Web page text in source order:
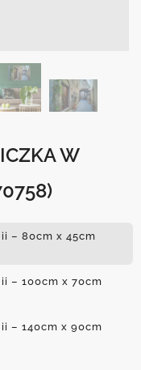
W
– 80cm x 45cm
– 100cm x 70cm
– 140cm x 90cm